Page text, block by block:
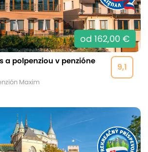
od 162,00 €
9,1
a polpenziou v penzióne
Maxim